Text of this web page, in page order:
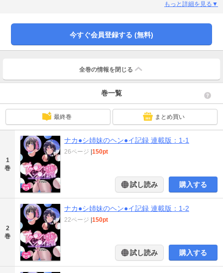
もっと詳細を見る▼
今すぐ会員登録する (無料)
全巻の情報を 閉じる
巻一覧
最終巻 まとめ買い
1
巻
ナカ●シ姉妹のヘン●イ記録 連載版：1-1
26ページ 150pt
試し読み 購入する
2
巻
ナカ●シ姉妹のヘン●イ記録 連載版：1-2
22ページ 150pt
試し読み 購入する